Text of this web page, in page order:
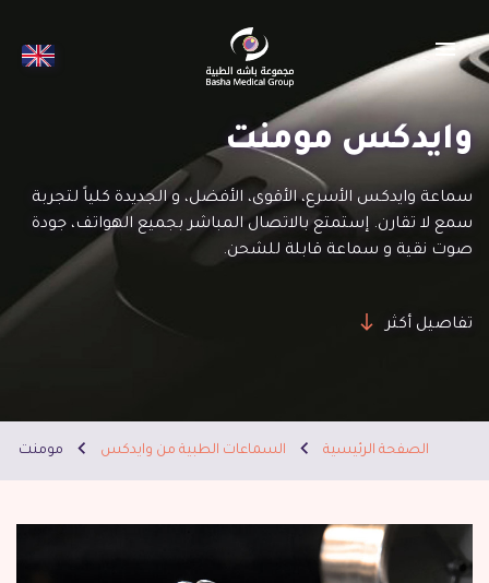
menu
وايدكس مومنت
سماعة وايدكس الأسرع، الأقوى، الأفضل، و الجديدة كلياً لتجربة
سمع لا تقارن. إستمتع بالاتصال المباشر بجميع الهواتف، جودة
صوت نقية و سماعة قابلة للشحن.
تفاصيل أكثر
الصفحة الرئيسية السماعات الطبية من وايدكس مومنت